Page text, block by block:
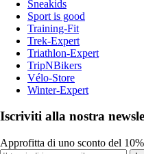
Sneakids
Sport is good
Training-Fit
Trek-Expert
Triathlon-Expert
TripNBikers
Vélo-Store
Winter-Expert
Iscriviti alla nostra
Approfitta di uno sconto del